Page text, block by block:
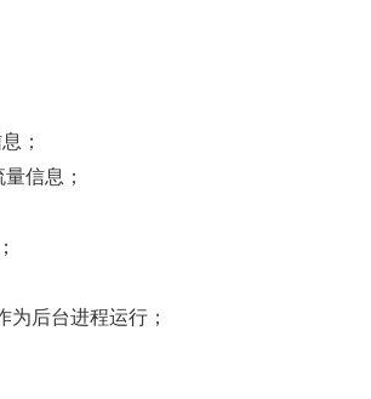
；
信息；
为后台进程运行；